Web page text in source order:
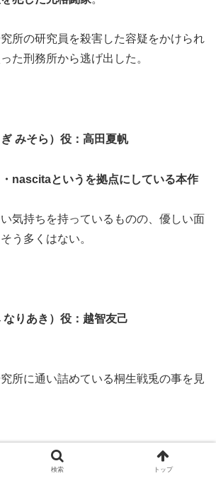
所の研究員を殺害した容疑をかけられ
た刑務所から逃げ出した。
みそら）役：高田夏帆
nascitaというを拠点にしている本作
気持ちを持っているものの、優しい面
う多くはない。
りあき）役：越智友己
所に通い詰めている桐生戦兎の事を見
検索 トップ